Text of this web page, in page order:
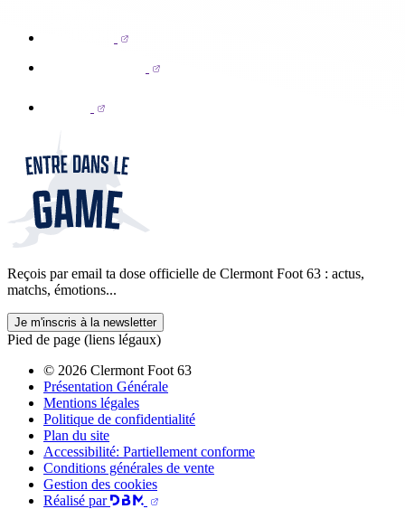
Reçois par email ta dose officielle de Clermont Foot 63 : actus,
matchs, émotions...
Je m'inscris à la newsletter
Pied de page (liens légaux)
© 2026 Clermont Foot 63
Présentation Générale
Mentions légales
Politique de confidentialité
Plan du site
Accessibilité: Partiellement conforme
Conditions générales de vente
Gestion des cookies
Réalisé par